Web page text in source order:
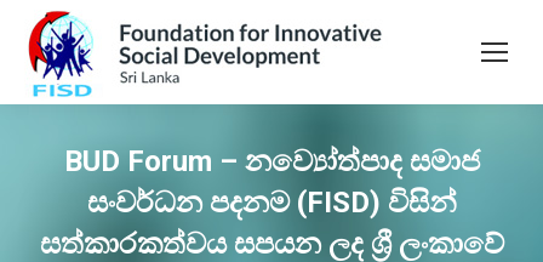
BUD Forum – නව්‍යෝත්පාද සමාජ
සංවර්ධන පදනම (FISD) විසින්
සත්කාරකත්වය සපයන ලද ශ්‍රී ලංකාවේ